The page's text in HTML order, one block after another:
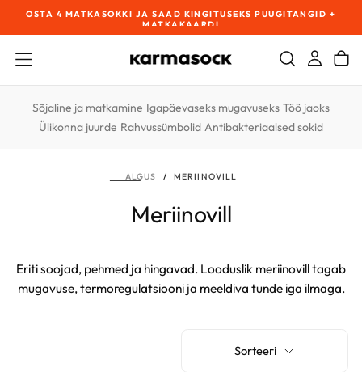
MINE
OSTA 4 MATKASOKKI JA SAAD KINGITUSEKS PUUGITANGID +
MATKAKAARDI
Sõjaline ja matkamine Igapäevaseks mugavuseks Töö jaoks
Ülikonna juurde Rahvussümbolid Antibakteriaalsed sokid
ALGUS / MERIINOVILL
Meriinovill
Eriti soojad, pehmed ja hingavad. Looduslik meriinovill tagab
mugavuse, termoregulatsiooni ja meeldiva tunde iga ilmaga.
Sorteeri